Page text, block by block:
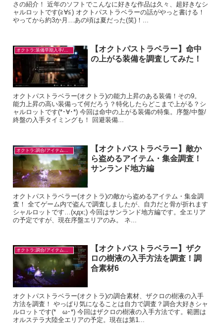
さの紹介！ 近年のソフトでこんなに好きな作品は久々、超好きなシ
ャルロットです(≧∀≦) オクトパストラベラーの話がやっと書ける！
やってから約3か月…あの頃は夏だった(笑)！...
オクトラ:装備早期入手/目的別
【オクトパストラベラー】命中
の上がる装備を調査してみた！
オクトパストラベラー(オクトラ)の能力上昇のある装備！その9。
能力上昇の高い装備って何だろう？特化したらどこまで上がる？シ
ャルロットです(*･∀･*) 今回は命中の上がる装備の特集。序盤/中盤/
終盤の入手タイミングも！ 回避装備...
【オクトパストラベラー】敵か
ら盗めるアイテム・集金調査！
サンランド地方編
オクトパストラベラー(オクトラ)の敵から盗めるアイテム・集金調
査！ 全てゲーム内で盗んで調査しましたが、自力だと骨が折れます
シャルロットです…(xдx;) 今回はサンランド地方編です。全エリア
の予定ですが、現在序盤エリアのみ。 ネ...
【オクトパストラベラー】ザク
ロの樹液の入手方法を調査！調
合素材6
オクトパストラベラー(オクトラ)の調合素材、ザクロの樹液の入手
方法を調査！ やっぱり気になることは自力で調査？調合大好きシャ
ルロットです(*ゝω･*) 今回はザクロの樹液の入手方法です。範囲は
オルステラ大陸全エリアの予定。現在は第1...